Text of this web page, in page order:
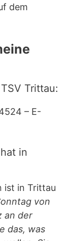
dem
Trittau:
– E-
in
ist in Trittau
von
an der
das, was